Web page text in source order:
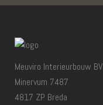
Meuviro Interieurbouw BV
Minervum 7487
4817 ZP Breda